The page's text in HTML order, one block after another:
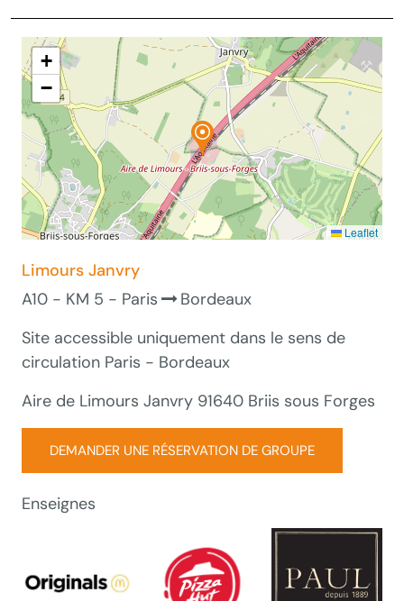
+
−
Leaflet
Limours Janvry
A10 - KM 5 - Paris
Bordeaux
Site accessible uniquement dans le sens de
circulation Paris - Bordeaux
Aire de Limours Janvry 91640 Briis sous Forges
DEMANDER UNE RÉSERVATION DE GROUPE
Enseignes